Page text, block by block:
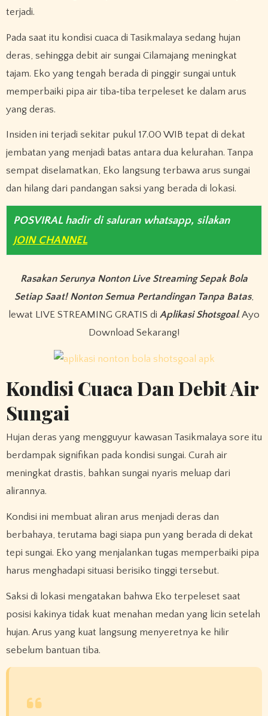
terjadi.
Pada saat itu kondisi cuaca di Tasikmalaya sedang hujan
deras, sehingga debit air sungai Cilamajang meningkat
tajam. Eko yang tengah berada di pinggir sungai untuk
memperbaiki pipa air tiba‑tiba terpeleset ke dalam arus
yang deras.
Insiden ini terjadi sekitar pukul 17.00 WIB tepat di dekat
jembatan yang menjadi batas antara dua kelurahan. Tanpa
sempat diselamatkan, Eko langsung terbawa arus sungai
dan hilang dari pandangan saksi yang berada di lokasi.
POSVIRAL hadir di saluran whatsapp, silakan
JOIN CHANNEL
Rasakan Serunya Nonton Live Streaming Sepak Bola
Setiap Saat! Nonton Semua Pertandingan Tanpa Batas,
lewat LIVE STREAMING GRATIS di Aplikasi Shotsgoal. Ayo
Download Sekarang!
Kondisi Cuaca Dan Debit Air
Sungai
Hujan deras yang mengguyur kawasan Tasikmalaya sore itu
berdampak signifikan pada kondisi sungai. Curah air
meningkat drastis, bahkan sungai nyaris meluap dari
alirannya.
Kondisi ini membuat aliran arus menjadi deras dan
berbahaya, terutama bagi siapa pun yang berada di dekat
tepi sungai. Eko yang menjalankan tugas memperbaiki pipa
harus menghadapi situasi berisiko tinggi tersebut.
Saksi di lokasi mengatakan bahwa Eko terpeleset saat
posisi kakinya tidak kuat menahan medan yang licin setelah
hujan. Arus yang kuat langsung menyeretnya ke hilir
sebelum bantuan tiba.